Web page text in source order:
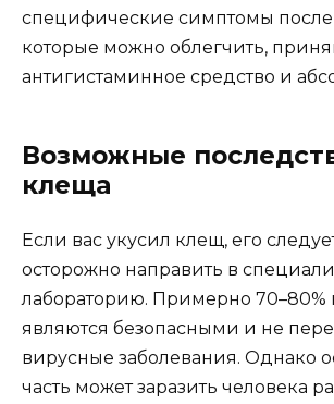
специфические симптомы после
которые можно облегчить,
антигистаминное средство и
Возможные
клеща
Если вас укусил клещ, его
осторожно направить в
лабораторию. Примерно 70–80%
являются безопасными и не
вирусные заболевания. Однако
часть может заразить человека